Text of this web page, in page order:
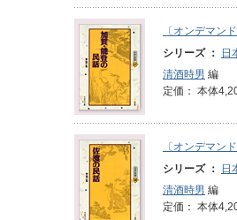
〔オンデマン
シリーズ ：
日
清酒時男 編
定価： 本体
〔オンデマン
シリーズ ：
日
清酒時男 編
定価： 本体